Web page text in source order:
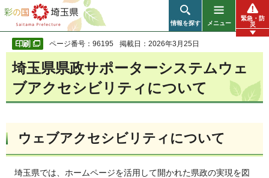
彩の国 埼玉県
情報を探す メニュー
緊急・防
災
ページ番号：96195 掲載日：2026年3月25日
埼玉県県政サポーターシステムウェ
ブアクセシビリティについて
ウェブアクセシビリティについて
埼玉県では、ホームページを活用して開かれた県政の実現を図